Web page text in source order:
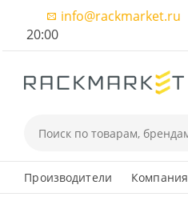
info@rackmarket.ru
20:00
Производители Компания